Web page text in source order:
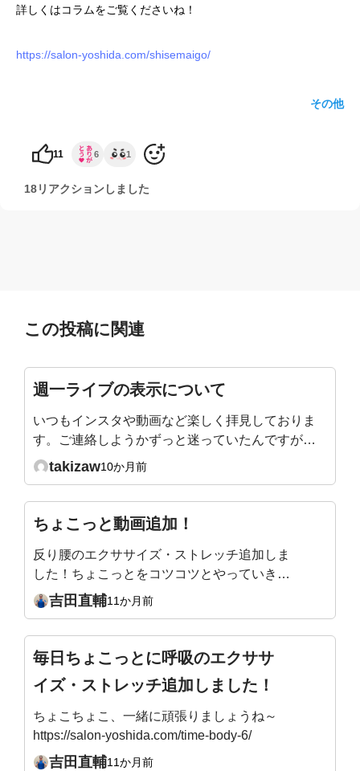
詳しくはコラムをご覧くださいね！
https://salon-yoshida.com/shisemaigo/
その他
11 6 1
18リアクションしました
この投稿に関連
週一ライブの表示について
いつもインスタや動画など楽しく拝見しておりま
す。ご連絡しようかずっと迷っていたんですが、
以前の仕様の方が使いやすかったのでコメントさ
コンテンツを視聴する際に、以前のように一覧表
示があると過去の動画にパッと飛べるのですが、
今は見たい箇所までスクロールしなければならな
く、少々不便さを感じています。最近変更したば
かりで申し訳ないと思っておりますが、ご検討頂
takizaw10か月前
ちょこっと動画追加！
反り腰のエクササイズ・ストレッチ追加しま
した！ちょこっとをコツコツとやっていきま
しょうね！https://salon-yoshida.com/time-
body-7/
吉田直輔11か月前
毎日ちょこっとに呼吸のエクササ
イズ・ストレッチ追加しました！
ちょこちょこ、一緒に頑張りましょうね～
https://salon-yoshida.com/time-body-6/
吉田直輔11か月前